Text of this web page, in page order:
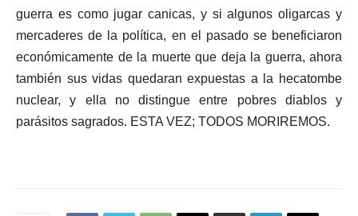
guerra es como jugar canicas, y si algunos oligarcas y
mercaderes de la política, en el pasado se beneficiaron
económicamente de la muerte que deja la guerra, ahora
también sus vidas quedaran expuestas a la hecatombe
nuclear, y ella no distingue entre pobres diablos y
parásitos sagrados. ESTA VEZ; TODOS MORIREMOS.